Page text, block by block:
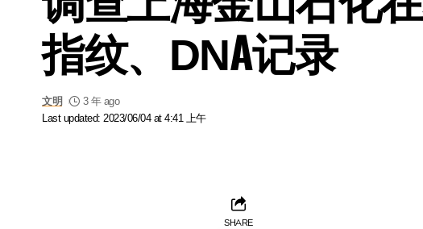
指纹、DNA记录
Last updated: 2023/06/04 at 4:41 上午
文明 3 年 ago
SHARE